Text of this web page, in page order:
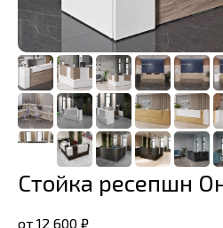
Стойка ресепшн
от 12 600 ₽